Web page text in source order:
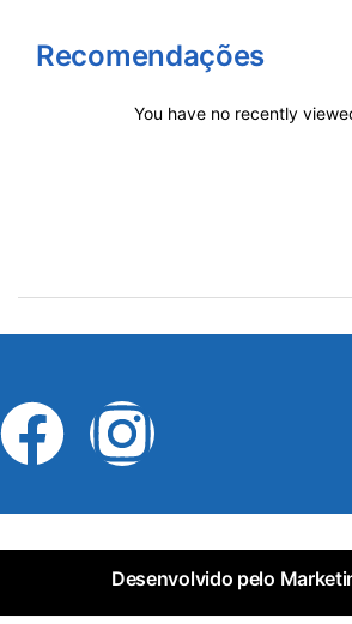
Recomendações
You have no recently
Desenvolvido pelo